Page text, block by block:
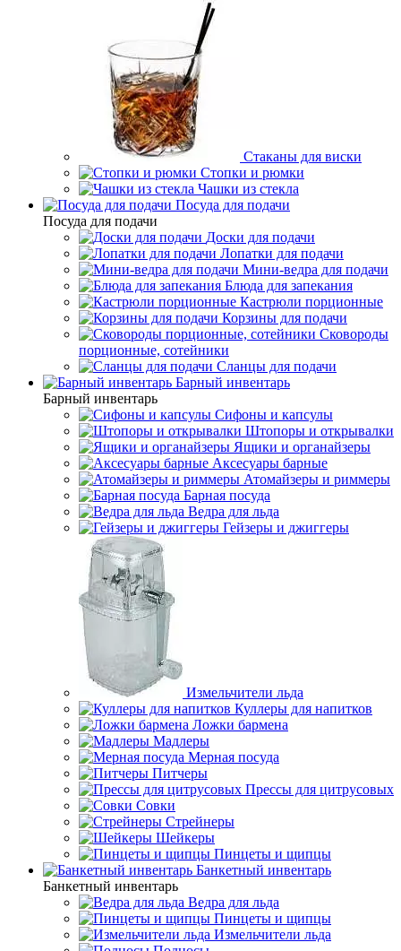
Стаканы для виски
Стопки и рюмки
Чашки из стекла
Посуда для подачи
Посуда для подачи
Доски для подачи
Лопатки для подачи
Мини-ведра для подачи
Блюда для запекания
Кастрюли порционные
Корзины для подачи
Сковороды
порционные, сотейники
Сланцы для подачи
Барный инвентарь
Барный инвентарь
Сифоны и капсулы
Штопоры и открывалки
Ящики и органайзеры
Аксесуары барные
Атомайзеры и риммеры
Барная посуда
Ведра для льда
Гейзеры и джиггеры
Измельчители льда
Куллеры для напитков
Ложки бармена
Мадлеры
Мерная посуда
Питчеры
Прессы для цитрусовых
Совки
Стрейнеры
Шейкеры
Пинцеты и щипцы
Банкетный инвентарь
Банкетный инвентарь
Ведра для льда
Пинцеты и щипцы
Измельчители льда